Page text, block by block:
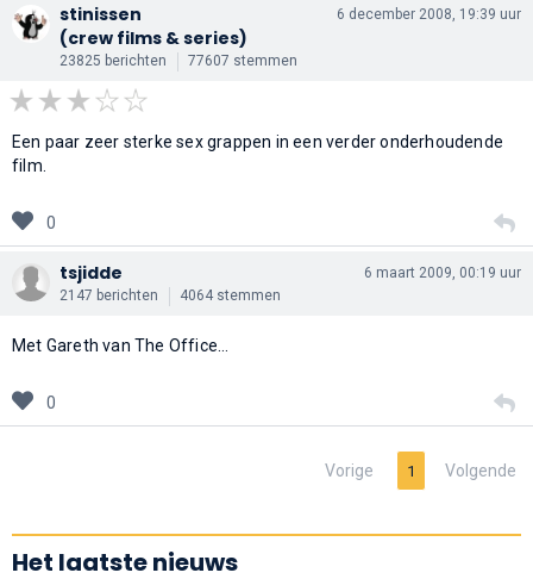
stinissen
(crew films & series)
23825 berichten 77607 stemmen
6 december 2008, 19:39 uur
Een paar zeer sterke sex grappen in een verder onderhoudende
film.
0
tsjidde
2147 berichten 4064 stemmen
6 maart 2009, 00:19 uur
Met Gareth van The Office...
0
Vorige 1 Volgende
Het laatste nieuws